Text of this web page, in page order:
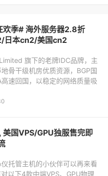
季# 海外服务器2.8折
日本cn2/美国cn2
旗下的老牌IDC品牌，主
骨干级机房优质资源，BGP国
速回国，以稳定的网络质量吸
国VPS/GPU独服售完即
托管主机的小伙伴可以再来看
以下4款中端VPS、GPU物理